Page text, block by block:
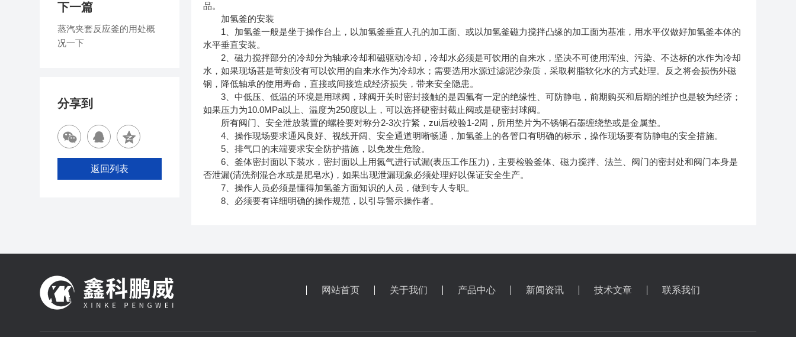
品。
加氢釜的安装
1、加氢釜一般是坐于操作台上，以加氢釜垂直人孔的加工面、或以加氢釜磁力搅拌凸缘的加工面为基准，用水平仪做好加氢釜本体的
水平垂直安装。
2、磁力搅拌部分的冷却分为轴承冷却和磁驱动冷却，冷却水必须是可饮用的自来水，坚决不可使用浑浊、污染、不达标的水作为冷却
水，如果现场甚是苛刻没有可以饮用的自来水作为冷却水；需要选用水源过滤泥沙杂质，采取树脂软化水的方式处理。反之将会损伤外磁
钢，降低轴承的使用寿命，直接或间接造成经济损失，带来安全隐患。
3、中低压、低温的环境是用球阀，球阀开关时密封接触的是四氟有一定的绝缘性、可防静电，前期购买和后期的维护也是较为经济；
如果压力为10.0MPa以上、温度为250度以上，可以选择硬密封截止阀或是硬密封球阀。
所有阀门、安全泄放装置的螺栓要对称分2-3次拧紧，zui后校验1-2周，所用垫片为不锈钢石墨缠绕垫或是金属垫。
4、操作现场要求通风良好、视线开阔、安全通道明晰畅通，加氢釜上的各管口有明确的标示，操作现场要有防静电的安全措施。
5、排气口的末端要求安全防护措施，以免发生危险。
6、釜体密封面以下装水，密封面以上用氮气进行试漏(表压工作压力)，主要检验釜体、磁力搅拌、法兰、阀门的密封处和阀门本身是
否泄漏(清洗剂混合水或是肥皂水)，如果出现泄漏现象必须处理好以保证安全生产。
7、操作人员必须是懂得加氢釜方面知识的人员，做到专人专职。
8、必须要有详细明确的操作规范，以引导警示操作者。
下一篇
蒸汽夹套反应釜的用处概
况一下
分享到
返回列表
网站首页 关于我们 产品中心 新闻资讯 技术文章 联系我们